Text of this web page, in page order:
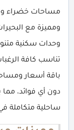
مساحات خضراء
ومميزة مع
وحدات سكنية
تناسب كافة
باقة أسعار
دون أي فوائد، مما
ساحلية متكاملة